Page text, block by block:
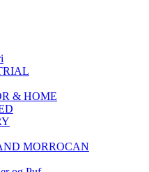
& HOME
MORROCAN